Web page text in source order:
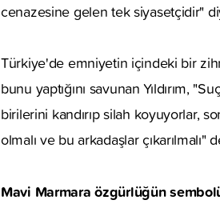
cenazesine gelen tek siyasetçidir"
Türkiye'de emniyetin içindeki bir
bunu yaptığını savunan Yıldırım,
birilerini kandırıp silah koyuyorlar,
olmalı ve bu arkadaşlar çıkarılmalı"
Mavi Marmara özgürlüğün